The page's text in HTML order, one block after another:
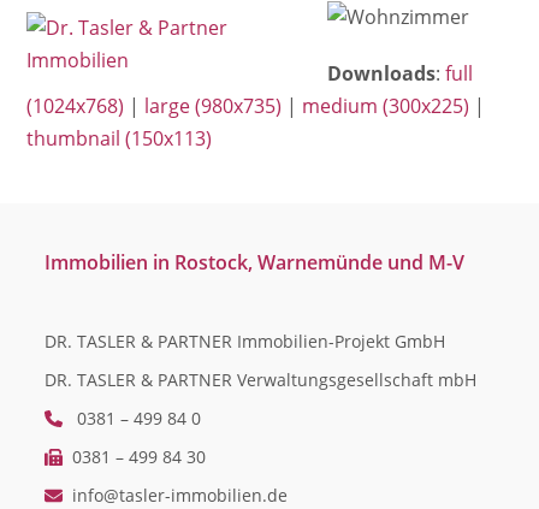
SkipOpen
mobile
menu
Close
mobile
menu
Downloads:full
(1024x768) | large (980x735) | medium (300x225) |
thumbnail (150x113)
Immobilien in Rostock, Warnemünde und M-V
DR. TASLER & PARTNER Immobilien-Projekt GmbH
DR. TASLER & PARTNER Verwaltungsgesellschaft mbH
0381 – 499 84 0
0381 – 499 84 30
info@tasler-immobilien.de